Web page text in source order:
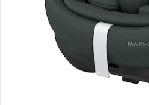
Vidéos produit
Recommandations, sigle et